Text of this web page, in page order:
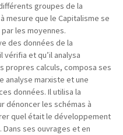
groupes de la
mesure que le Capitalisme se
les moyennes.
des données de la
et qu’il analysa
propres calculs, composa ses
analyse marxiste et une
données. Il utilisa la
dénoncer les schémas à
quel était le développement
Dans ses ouvrages et en